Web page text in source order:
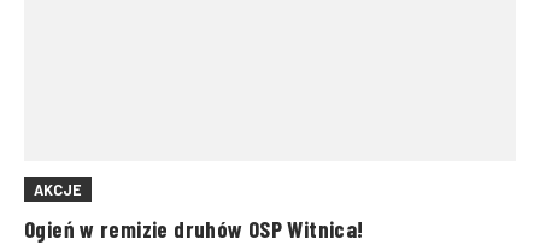
AKCJE
Ogień w remizie druhów OSP Witnica!